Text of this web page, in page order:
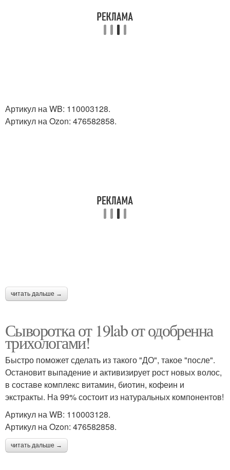
Артикул на WB: 110003128.
Артикул на Ozon: 476582858.
читать дальше →
Сыворотка от 19lab от одобренна
трихологами!
Быстро поможет сделать из такого "ДО", такое "после".
Остановит выпадение и активизирует рост новых волос,
в составе комплекс витамин, биотин, кофеин и
экстракты. На 99% состоит из натуральных компонентов!
Артикул на WB: 110003128.
Артикул на Ozon: 476582858.
читать дальше →